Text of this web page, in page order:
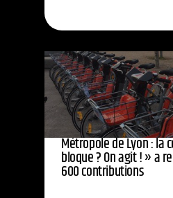
Métropole de Lyon : la
bloque ? On agit ! » a
600 contributions